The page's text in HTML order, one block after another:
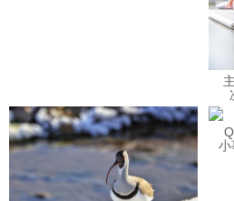
小